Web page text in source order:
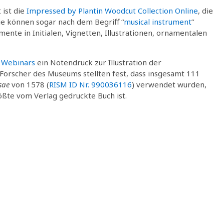
ist die Impressed by Plantin Woodcut Collection Online, die
können sogar nach dem Begriff “musical instrument”
in Initialen, Vignetten, Illustrationen, ornamentalen
ein Notendruck zur Illustration der
des Museums stellten fest, dass insgesamt 111
von 1578 (RISM ID Nr. 990036116) verwendet wurden,
vom Verlag gedruckte Buch ist.